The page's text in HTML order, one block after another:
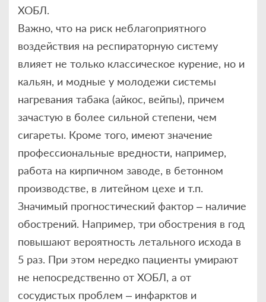
ХОБЛ.
Важно, что на риск неблагоприятного
воздействия на респираторную систему
влияет не только классическое курение, но и
кальян, и модные у молодежи системы
нагревания табака (айкос, вейпы), причем
зачастую в более сильной степени, чем
сигареты. Кроме того, имеют значение
профессиональные вредности, например,
работа на кирпичном заводе, в бетонном
производстве, в литейном цехе и т.п.
Значимый прогностический фактор – наличие
обострений. Например, три обострения в год
повышают вероятность летального исхода в
5 раз. При этом нередко пациенты умирают
не непосредственно от ХОБЛ, а от
сосудистых проблем – инфарктов и